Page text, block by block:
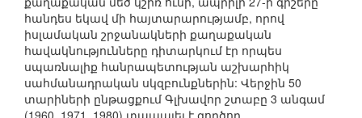
հանդես եկավ մի հայտարարությամբ, որով
իսլամական շրջանակների քաղաքական
հավակնությունները դիտարկում էր որպես
սպառնալիք հանրապետության աշխարհիկ
սահմանադրական սկզբունքներին: Վերջին 50
տարիների ընթացքում Գլխավոր շտաբը 3 անգամ